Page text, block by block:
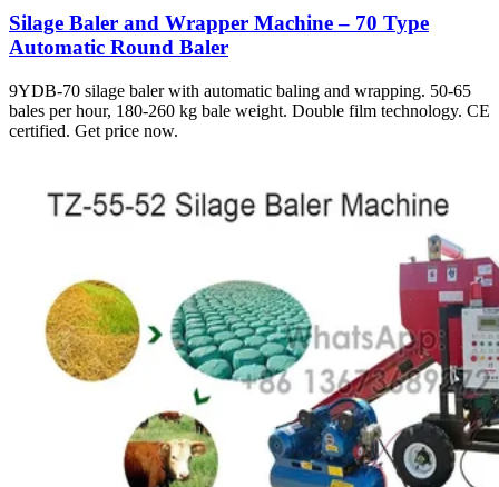
Silage Baler and Wrapper Machine – 70 Type
Automatic Round Baler
9YDB-70 silage baler with automatic baling and wrapping. 50-65
bales per hour, 180-260 kg bale weight. Double film technology. CE
certified. Get price now.